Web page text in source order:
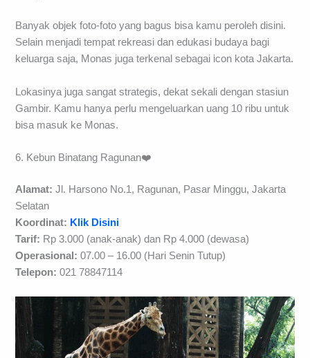
Banyak objek foto-foto yang bagus bisa kamu peroleh disini.
Selain menjadi tempat rekreasi dan edukasi budaya bagi
keluarga saja, Monas juga terkenal sebagai icon kota Jakarta.
Lokasinya juga sangat strategis, dekat sekali dengan stasiun
Gambir. Kamu hanya perlu mengeluarkan uang 10 ribu untuk
bisa masuk ke Monas.
6. Kebun Binatang Ragunan❤️
Alamat:Jl. Harsono No.1, Ragunan, Pasar Minggu, Jakarta
Selatan
Koordinat: Klik Disini
Tarif: Rp 3.000 (anak-anak) dan Rp 4.000 (dewasa)
Operasional:07.00 – 16.00 (Hari Senin Tutup)
Telepon:021 78847114